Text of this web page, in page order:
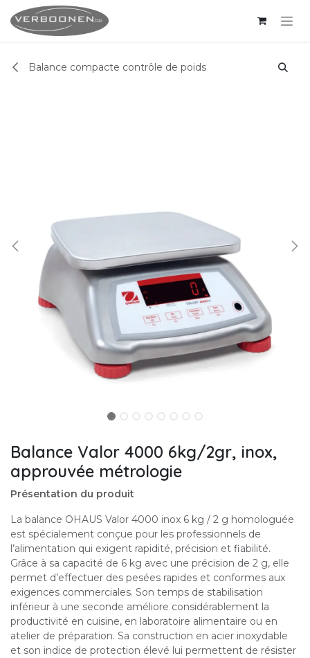
Se rendre au contenu
Balance compacte contrôle de poids
Balance Valor 4000 6kg/2gr, inox,
approuvée métrologie
Présentation du produit
La balance OHAUS Valor 4000 inox 6 kg / 2 g homologuée
est spécialement conçue pour les professionnels de
l’alimentation qui exigent rapidité, précision et fiabilité.
Grâce à sa capacité de 6 kg avec une précision de 2 g, elle
permet d’effectuer des pesées rapides et conformes aux
exigences commerciales. Son temps de stabilisation
inférieur à une seconde améliore considérablement la
productivité en cuisine, en laboratoire alimentaire ou en
atelier de préparation. Sa construction en acier inoxydable
et son indice de protection élevé lui permettent de résister